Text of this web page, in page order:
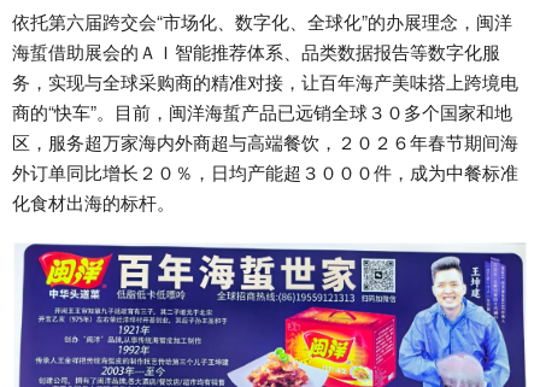
依托第六届跨交会“市场化、数字化、全球化”的办展理念，闽洋
海蜇借助展会的ＡＩ智能推荐体系、品类数据报告等数字化服
务，实现与全球采购商的精准对接，让百年海产美味搭上跨境电
商的“快车”。目前，闽洋海蜇产品已远销全球３０多个国家和地
区，服务超万家海内外商超与高端餐饮，２０２６年春节期间海
外订单同比增长２０％，日均产能超３０００件，成为中餐标准
化食材出海的标杆。